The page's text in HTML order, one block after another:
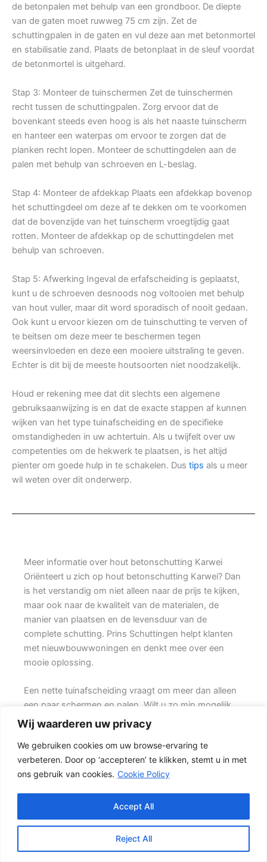
Wij waarderen uw privacy
We gebruiken cookies om uw browse-ervaring te
verbeteren. Door op ‘accepteren’ te klikken, stemt u in met
ons gebruik van cookies. Cookie Policy
Reject All
Accept All
de betonpalen met behulp van een grondboor. De diepte
van de gaten moet ruwweg 75 cm zijn. Zet de
schuttingpalen in de gaten en vul deze aan met betonmortel
en stabilisatie zand. Plaats de betonplaat in de sleuf voordat
de betonmortel is uitgehard.
Stap 3: Monteer de tuinschermen Zet de tuinschermen
recht tussen de schuttingpalen. Zorg ervoor dat de
bovenkant steeds even hoog is als het naaste tuinscherm
en hanteer een waterpas om ervoor te zorgen dat de
planken recht lopen. Monteer de schuttingdelen aan de
palen met behulp van schroeven en L-beslag.
Stap 4: Monteer de afdekkap Plaats een afdekkap bovenop
het schuttingdeel om deze af te dekken om te voorkomen
dat de bovenzijde van het tuinscherm vroegtijdig gaat
rotten. Monteer de afdekkap op de schuttingdelen met
behulp van schroeven.
Stap 5: Afwerking Ingeval de erfafscheiding is geplaatst,
kunt u de schroeven desnoods nog voltooien met behulp
van hout vuller, maar dit word sporadisch of nooit gedaan.
Ook kunt u ervoor kiezen om de tuinschutting te verven of
te beitsen om deze meer te beschermen tegen
weersinvloeden en deze een mooiere uitstraling te geven.
Echter is dit bij de meeste houtsoorten niet noodzakelijk.
Houd er rekening mee dat dit slechts een algemene
gebruiksaanwijzing is en dat de exacte stappen af kunnen
wijken van het type tuinafscheiding en de specifieke
omstandigheden in uw achtertuin. Als u twijfelt over uw
competenties om de hekwerk te plaatsen, is het altijd
pienter om goede hulp in te schakelen. Dus tips als u meer
wil weten over dit onderwerp.
Meer informatie over hout betonschutting Karwei
Oriënteert u zich op hout betonschutting Karwei? Dan
is het verstandig om niet alleen naar de prijs te kijken,
maar ook naar de kwaliteit van de materialen, de
manier van plaatsen en de levensduur van de
complete schutting. Prins Schuttingen helpt klanten
met nieuwbouwwoningen en denkt mee over een
mooie oplossing.
Een nette tuinafscheiding vraagt om meer dan alleen
een paar schermen en palen. Wilt u zo min mogelijk
onderhoud, dan is een betonschutting of hout-beton
combinatie vaak een slimme keuze. Daarbij spelen
ook zaken mee zoals windbelasting,
hoogteverschillen, grondsoort, erfgrens en de
bereikbaarheid van de tuin.
Schutting kiezen op basis van uitstraling en gebruik
Een hout-beton schutting is populair omdat deze
stevig is en toch een warme uitstraling heeft. {De